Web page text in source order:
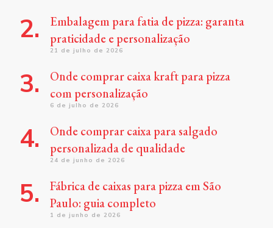
Embalagem para fatia de pizza: garanta
praticidade e personalização
21 de julho de 2026
Onde comprar caixa kraft para pizza
com personalização
6 de julho de 2026
Onde comprar caixa para salgado
personalizada de qualidade
24 de junho de 2026
Fábrica de caixas para pizza em São
Paulo: guia completo
1 de junho de 2026